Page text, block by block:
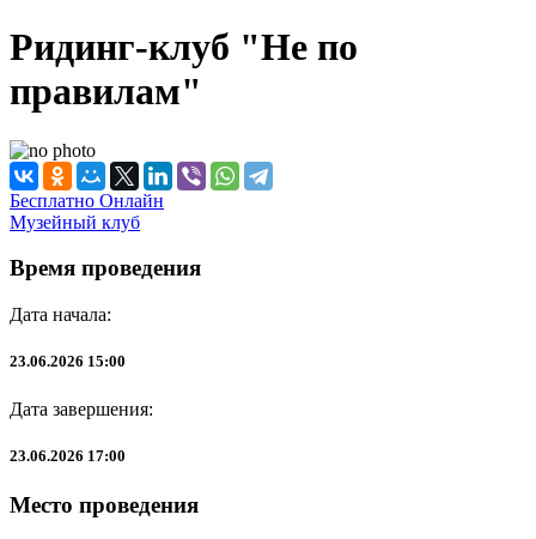
Ридинг-клуб "Не по
правилам"
Бесплатно Онлайн
Музейный клуб
Время проведения
Дата начала:
23.06.2026 15:00
Дата завершения:
23.06.2026 17:00
Место проведения